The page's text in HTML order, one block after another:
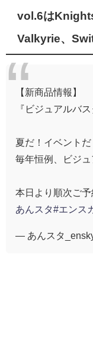
vol.6は
Valkyrie、
【新商品情報】
『ビジュアルバ
夏だ！イベントだ
毎年恒例、ビジ
本日より順次ご
あんスタ#エンス
— あんスタ